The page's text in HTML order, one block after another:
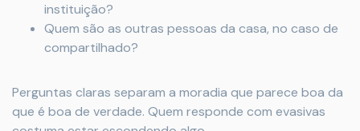
instituição?
Quem são as outras pessoas da casa, no caso de
compartilhado?
Perguntas claras separam a moradia que parece boa da
que é boa de verdade. Quem responde com evasivas